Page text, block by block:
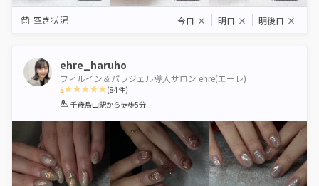
空き状況 今日 × 明日 × 明後日 ×
ehre_haruho
フィルイン＆パラジェル導入サロン ehre(エーレ)
5
1 2 3 4 5
(84件)
千歳烏山駅から徒歩5分